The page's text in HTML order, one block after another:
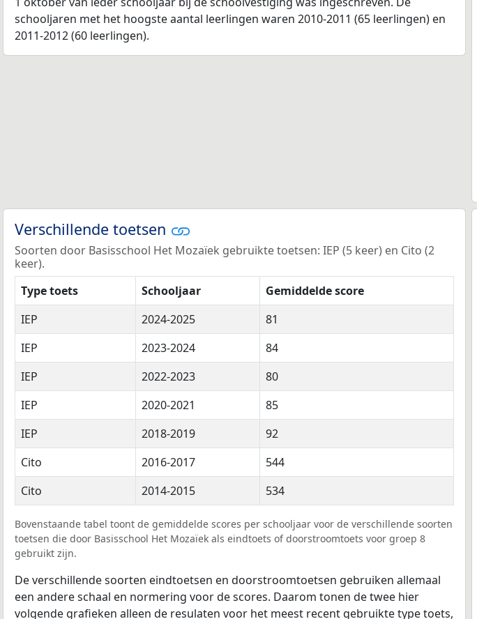
schooljaren met het hoogste aantal leerlingen waren 2010-2011 (65 leerlingen) en
2011-2012 (60 leerlingen).
Verschillende toetsen
Soorten door Basisschool Het Mozaïek gebruikte toetsen: IEP (5 keer) en Cito (2
keer).
Type toets
Schooljaar
Gemiddelde score
IEP
2024-2025
81
IEP
2023-2024
84
IEP
2022-2023
80
IEP
2020-2021
85
IEP
2018-2019
92
Cito
2016-2017
544
Cito
2014-2015 534
Bovenstaande tabel toont de gemiddelde scores per schooljaar voor de verschillende soorten
toetsen die door Basisschool Het Mozaïek als eindtoets of doorstroomtoets voor groep 8
gebruikt zijn.
De verschillende soorten eindtoetsen en doorstroomtoetsen gebruiken allemaal
een andere schaal en normering voor de scores. Daarom tonen de twee hier
volgende grafieken alleen de resulaten voor het meest recent gebruikte type toets,